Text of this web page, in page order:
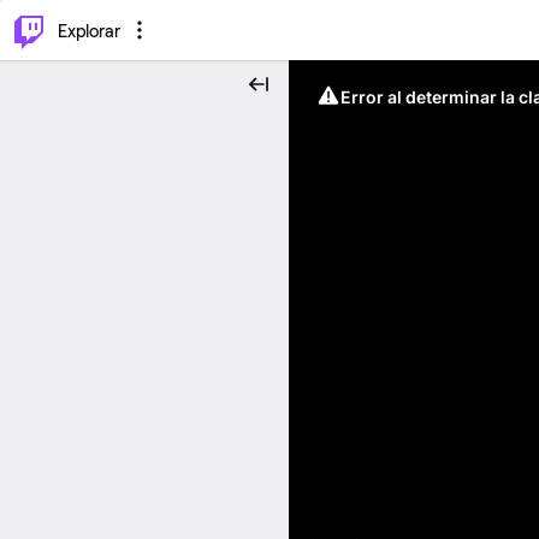
Explorar
Error al determinar la